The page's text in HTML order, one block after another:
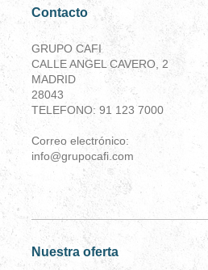
Contacto
GRUPO CAFI
CALLE ANGEL CAVERO, 2
MADRID
28043
TELEFONO: 91 123 7000
Correo electrónico:
info@grupocafi.com
Nuestra oferta